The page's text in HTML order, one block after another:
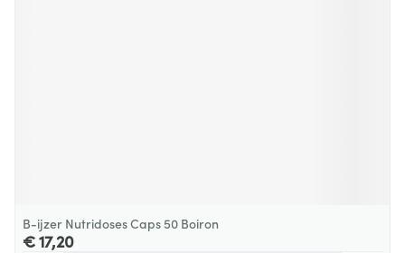
B-ijzer Nutridoses Caps 50 Boiron
€ 17,20